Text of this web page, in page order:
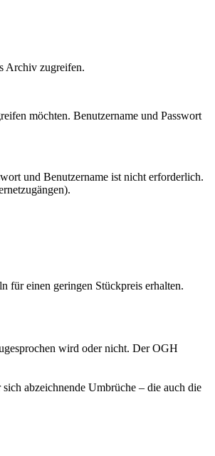
Archiv zugreifen.
möchten. Benutzername und Passwort
und Benutzername ist nicht erforderlich.
für einen geringen Stückpreis erhalten.
wird oder nicht. Der OGH
abzeichnende Umbrüche – die auch die